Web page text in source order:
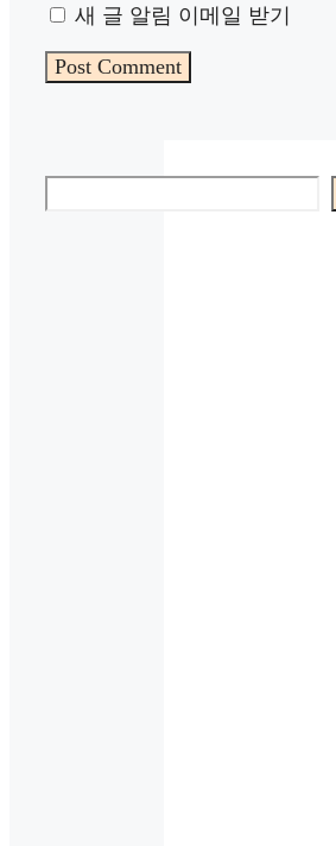
새 글 알림 이메일 받기